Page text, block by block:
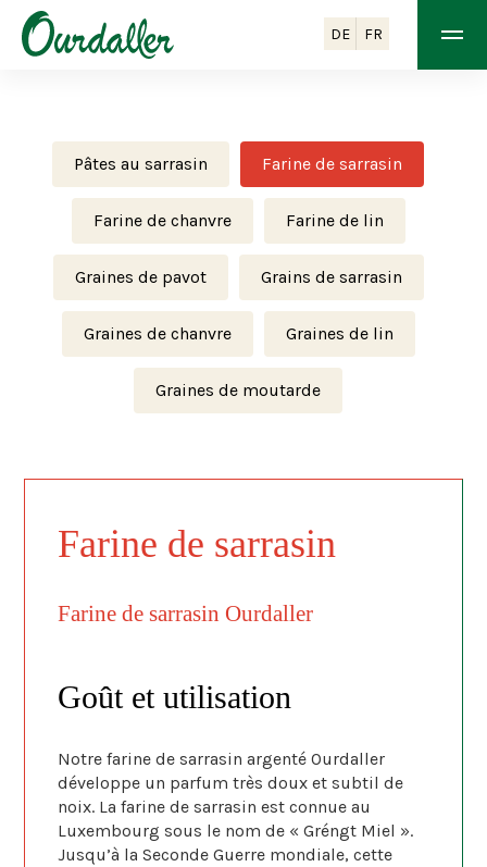
DE FR
Pâtes au sarrasin Farine de sarrasin
Farine de chanvre Farine de lin
Graines de pavot Grains de sarrasin
Graines de chanvre Graines de lin
Graines de moutarde
Farine de sarrasin
Farine de sarrasin Ourdaller
Goût et utilisation
Notre farine de sarrasin argenté Ourdaller
développe un parfum très doux et subtil de
noix. La farine de sarrasin est connue au
Luxembourg sous le nom de « Gréngt Miel ».
Jusqu’à la Seconde Guerre mondiale, cette